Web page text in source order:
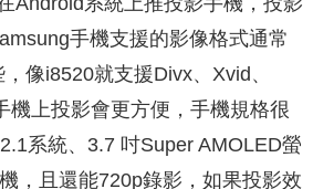
手機支援的影像格式通常
像i8520就支援Divx、Xvid、
機上投影會更方便，手機規格很
系統、3.7 吋Super AMOLED螢
，且還能720p錄影，如果投影效